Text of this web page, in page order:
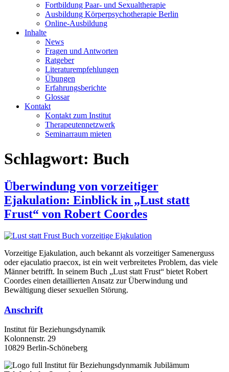
Fortbildung Paar- und Sexualtherapie
Ausbildung Körperpsychotherapie Berlin
Online-Ausbildung
Inhalte
News
Fragen und Antworten
Ratgeber
Literaturempfehlungen
Übungen
Erfahrungsberichte
Glossar
Kontakt
Kontakt zum Institut
Therapeutennetzwerk
Seminarraum mieten
Schlagwort: Buch
Überwindung von vorzeitiger
Ejakulation: Einblick in „Lust statt
Frust“ von Robert Coordes
Vorzeitige Ejakulation, auch bekannt als vorzeitiger Samenerguss
oder ejaculatio praecox, ist ein weit verbreitetes Problem, das viele
Männer betrifft. In seinem Buch „Lust statt Frust“ bietet Robert
Coordes einen detaillierten Ansatz zur Überwindung und
Bewältigung dieser sexuellen Störung.
Anschrift
Institut für Beziehungsdynamik
Kolonnenstr. 29
10829 Berlin-Schöneberg